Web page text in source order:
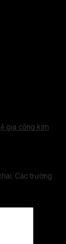
gia công kim
Các trường